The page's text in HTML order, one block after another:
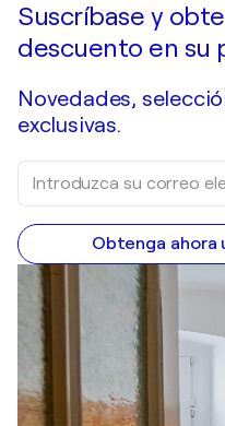
Suscríbase y
descuento en su
Novedades,
exclusivas.
Obtenga ahora